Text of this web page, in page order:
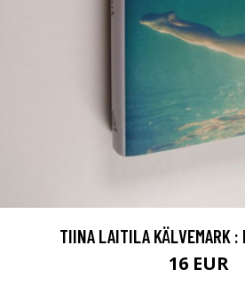
TIINA LAITILA KÄLVEMARK :
16 EUR